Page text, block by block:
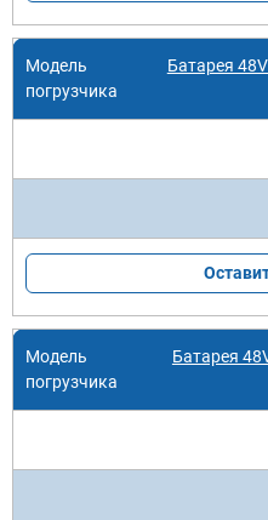
Батарея
Батарея